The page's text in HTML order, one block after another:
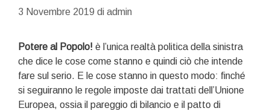
3 Novembre 2019 di admin
Potere al Popolo! è l’unica realtà politica della sinistra
che dice le cose come stanno e quindi ciò che intende
fare sul serio. E le cose stanno in questo modo: finché
si seguiranno le regole imposte dai trattati dell’Unione
Europea, ossia il pareggio di bilancio e il patto di